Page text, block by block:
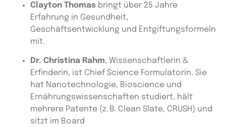
Clayton Thomas bringt über 25 Jahre
Erfahrung in Gesundheit,
Geschäftsentwicklung und Entgiftungsformeln
mit.
Dr. Christina Rahm, Wissenschaftlerin &
Erfinderin, ist Chief Science Formulatorin. Sie
hat Nanotechnologie, Bioscience und
Ernährungswissenschaften studiert, hält
mehrere Patente (z. B. Clean Slate, CRUSH) und
sitzt im Board